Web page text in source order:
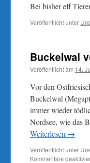
Bei bisher elf
Veröffentlicht unter
Buckelwal
Veröffentlicht am 14.
Vor den
Buckelwal
immer wieder
Nordsee, wie das
Weiterlesen →
Veröffentlicht unter
Kommentare